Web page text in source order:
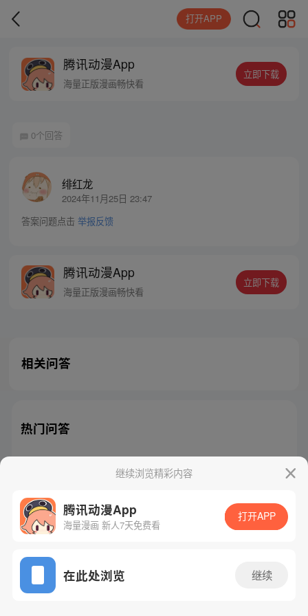
打开APP
腾讯动漫App
海量正版漫画畅快看
立即下载
0个回答
绯红龙
2024年11月25日 23:47
答案问题点击 举报反馈
腾讯动漫App
海量正版漫画畅快看
立即下载
相关问答
热门问答
继续浏览精彩内容
腾讯动漫App
海量漫画 新人7天免费看
打开APP
在此处浏览 继续
腾讯漫画 起点读书 QQ阅读
网站备案/许可证号：粤B2-20090059-5